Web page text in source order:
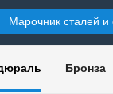
Марочник сталей и
Бронза